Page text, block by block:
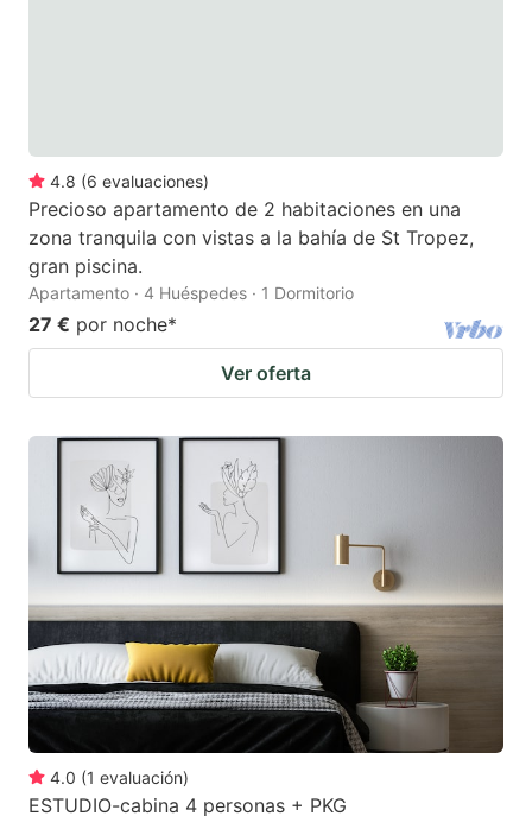
4.8 (6 evaluaciones)
Precioso apartamento de 2 habitaciones en una
zona tranquila con vistas a la bahía de St Tropez,
gran piscina.
Apartamento · 4 Huéspedes · 1 Dormitorio
27 € por noche*
Ver oferta
4.0 (1 evaluación)
ESTUDIO-cabina 4 personas + PKG